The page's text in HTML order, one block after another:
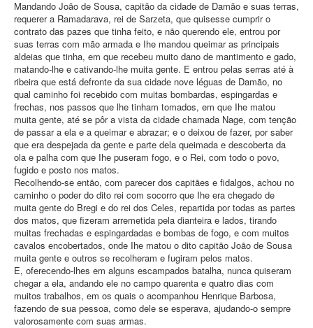
Mandando João de Sousa, capitão da cidade de Damão e suas terras,
requerer a Ramadarava, rei de Sarzeta, que quisesse cumprir o
contrato das pazes que tinha feito, e não querendo ele, entrou por
suas terras com mão armada e Ihe mandou queimar as principais
aldeias que tinha, em que recebeu muito dano de mantimento e gado,
matando-lhe e cativando-lhe muita gente. E entrou pelas serras até à
ribeira que está defronte da sua cidade nove léguas de Damão, no
qual caminho foi recebido com muitas bombardas, espingardas e
frechas, nos passos que lhe tinham tomados, em que Ihe matou
muita gente, até se pôr a vista da cidade chamada Nage, com tenção
de passar a ela e a queimar e abrazar; e o deixou de fazer, por saber
que era despejada da gente e parte dela queimada e descoberta da
ola e palha com que Ihe puseram fogo, e o Rei, com todo o povo,
fugido e posto nos matos.
Recolhendo-se então, com parecer dos capitães e fidalgos, achou no
caminho o poder do dito rei com socorro que Ihe era chegado de
muita gente do Bregi e do rei dos Celes, repartida por todas as partes
dos matos, que fizeram arremetida pela dianteira e lados, tirando
muitas frechadas e espingardadas e bombas de fogo, e com muitos
cavalos encobertados, onde Ihe matou o dito capitão João de Sousa
muita gente e outros se recolheram e fugiram pelos matos.
E, oferecendo-lhes em alguns escampados batalha, nunca quiseram
chegar a ela, andando ele no campo quarenta e quatro dias com
muitos trabalhos, em os quais o acompanhou Henrique Barbosa,
fazendo de sua pessoa, como dele se esperava, ajudando-o sempre
valorosamente com suas armas.